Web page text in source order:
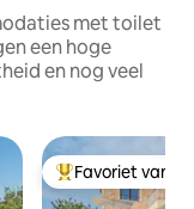
met toilet
een hoge
en nog veel
Topfavoriet van
Favoriet van